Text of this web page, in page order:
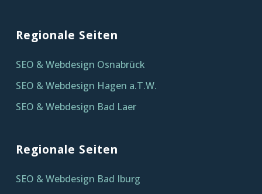
Regionale Seiten
SEO & Webdesign Osnabrück
SEO & Webdesign Hagen a.T.W.
SEO & Webdesign Bad Laer
Regionale Seiten
SEO & Webdesign Bad Iburg